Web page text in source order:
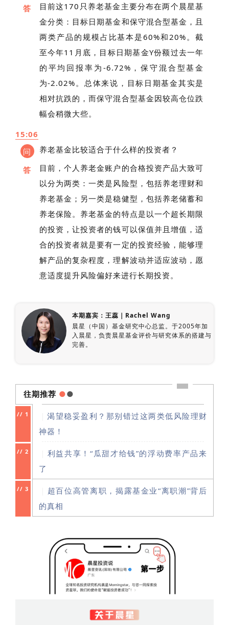
答
目前这170只养老基金主要分布在两个晨星基
金分类：目标日期基金和保守混合型基金，且
两类产品的规模占比基本是60%和20%。截
至今年11月底，目标日期基金Y份额过去一年
的平均回报率为-6.72%，保守混合型基金
为-2.02%。总体来说，目标日期基金其实是
相对抗跌的，而保守混合型基金因较高仓位跌
幅会稍微大些。
15:06
问
养老基金比较适合于什么样的投资者？
答
目前，个人养老金账户的合格投资产品大致可
以分为两类：一类是风险型，包括养老理财和
养老基金；另一类是稳健型，包括养老储蓄和
养老保险。养老基金的特点是以一个超长期限
的投资，让投资者的钱可以保值并且增值，适
合的投资者就是要有一定的投资经验，能够理
解产品的复杂程度，理解波动并适应波动，愿
意适度提升风险偏好来进行长期投资。
本期嘉宾：王蕊｜Rachel Wang
晨星（中国）基金研究中心总监。于2005年加
入晨星，负责晨星基金评价与研究体系的搭建与
完善。
往期推荐 ●●
// 1 ｜渴望稳妥盈利？那别错过这两类低风险理财
神器！
// 2
利益共享！“瓜甜才给钱”的浮动费率产品来
了
// 3
超百位高管离职，揭露基金业“离职潮”背后
的真相